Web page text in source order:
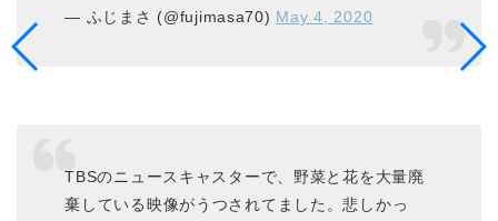
— ふじまさ (@fujimasa70) May 4, 2020
TBSのニュースキャスターで、野菜と花を大量廃
棄している映像がうつされてました。悲しかっ